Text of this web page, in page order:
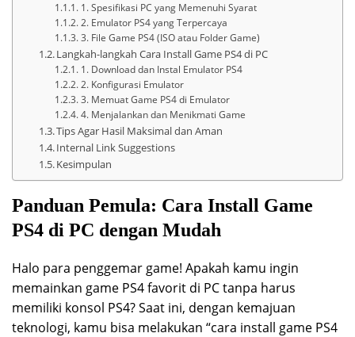
1. Spesifikasi PC yang Memenuhi Syarat
2. Emulator PS4 yang Terpercaya
3. File Game PS4 (ISO atau Folder Game)
Langkah-langkah Cara Install Game PS4 di PC
1. Download dan Instal Emulator PS4
2. Konfigurasi Emulator
3. Memuat Game PS4 di Emulator
4. Menjalankan dan Menikmati Game
Tips Agar Hasil Maksimal dan Aman
Internal Link Suggestions
Kesimpulan
Panduan Pemula: Cara Install Game
PS4 di PC dengan Mudah
Halo para penggemar game! Apakah kamu ingin
memainkan game PS4 favorit di PC tanpa harus
memiliki konsol PS4? Saat ini, dengan kemajuan
teknologi, kamu bisa melakukan “cara install game PS4